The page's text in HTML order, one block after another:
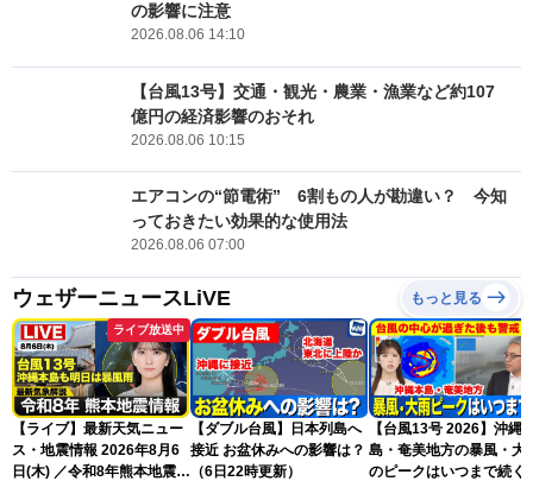
の影響に注意
2026.08.06 14:10
【台風13号】交通・観光・農業・漁業など約107
億円の経済影響のおそれ
2026.08.06 10:15
エアコンの“節電術” 6割もの人が勘違い？ 今知
っておきたい効果的な使用法
2026.08.06 07:00
ウェザーニュースLiVE もっと見る
ライブ放送中
【ライブ】最新天気ニュー
ス・地震情報 2026年8月6
日(木) ／令和8年熊本地震情
【ダブル台風】日本列島へ
接近 お盆休みへの影響は？
（6日22時更新）
【台風13号 2026】沖縄
島・奄美地方の暴風・大
のピークはいつまで続く